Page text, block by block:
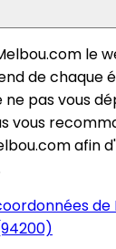
le
de chaque
ne pas vous
vous
afin
de